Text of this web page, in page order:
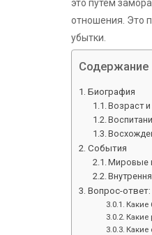
это путем
отношения. Это
убытки.
Содержание
Биография
Возраст
События
Мировые
Вопрос-ответ:
Какие
Какие